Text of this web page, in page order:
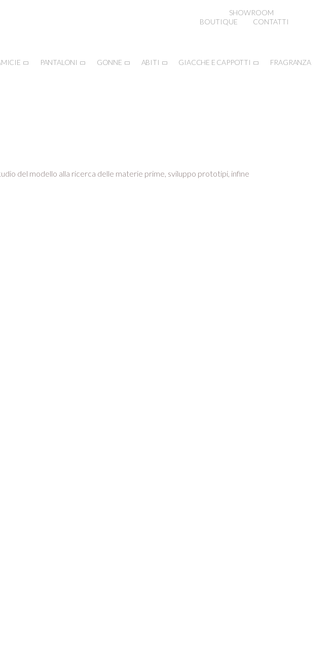
SHOWROOM
BOUTIQUE
CONTATTI
PANTALONI GONNE ABITI GIACCHE E CAPPOTTI FRAGRANZA
del modello alla ricerca delle materie prime, sviluppo prototipi, infine